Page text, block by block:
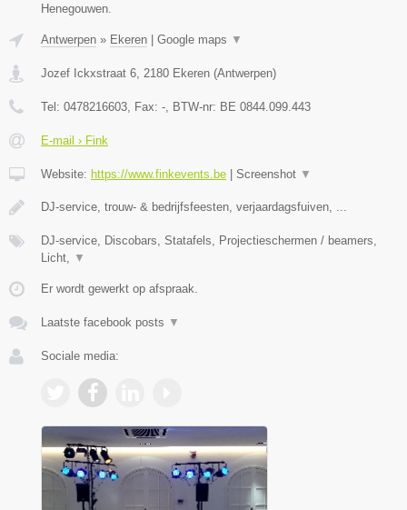
Henegouwen.
Antwerpen » Ekeren Google maps ▼
Jozef Ickxstraat 6, 2180 Ekeren (Antwerpen)
Tel: 0478216603, Fax: -, BTW-nr: BE 0844.099.443
E-mail › Fink
Website: https://www.finkevents.be Screenshot ▼
DJ-service, trouw- & bedrijfsfeesten, verjaardagsfuiven, ...
DJ-service, Discobars, Statafels, Projectieschermen / beamers,
Licht, ▼
Er wordt gewerkt op afspraak.
Laatste facebook posts ▼
Sociale media: